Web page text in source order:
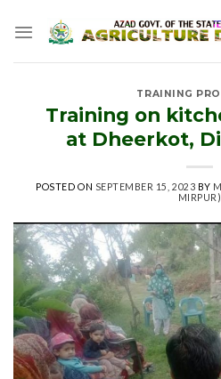
TRAINING
Training on
at Dheerkot,
POSTED ON SEPTEMBER 15, 2023 BY
MIRPUR)